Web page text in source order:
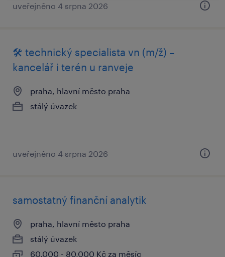
uveřejněno 4 srpna 2026
🛠️ technický specialista vn (m/ž) –
kancelář i terén u ranveje
praha, hlavní město praha
stálý úvazek
uveřejněno 4 srpna 2026
samostatný finanční analytik
praha, hlavní město praha
stálý úvazek
60,000 - 80,000 Kč za měsíc